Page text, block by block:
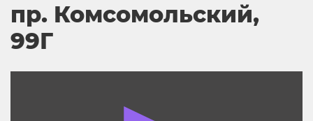
пр. Комсомольский,
99Г